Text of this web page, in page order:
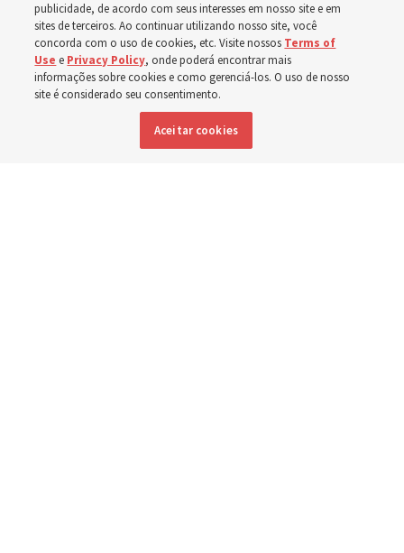
7 agosto 2026, 2:40 p.m. MDT Compartilhar
DISPONÍVEL EM: Inglês
publicidade, de acordo com seus interesses em nosso site e em
sites de terceiros. Ao continuar utilizando nosso site, você
concorda com o uso de cookies, etc. Visite nossos Terms of
Use e Privacy Policy, onde poderá encontrar mais
informações sobre cookies e como gerenciá-los. O uso de nosso
site é considerado seu consentimento.
Aceitar cookies